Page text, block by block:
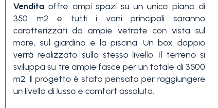
Vendita offre ampi spazi su un unico piano di
350 m2 e tutti i vani principali saranno
caratterizzati da ampie vetrate con vista sul
mare, sul giardino e la piscina. Un box doppio
verrà realizzato sullo stesso livello. Il terreno si
sviluppa su tre ampie fasce per un totale di 3500
m2. Il progetto è stato pensato per raggiungere
un livello di lusso e comfort assoluto.
2
3+